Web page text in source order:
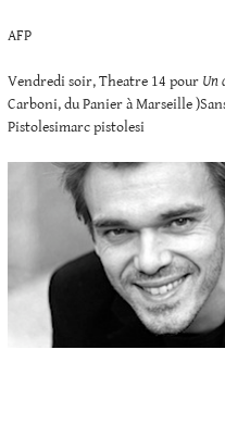
AFP
Vendredi soir, Theatre 14 pour Un
Carboni, du Panier à Marseille
Pistolesimarc pistolesi